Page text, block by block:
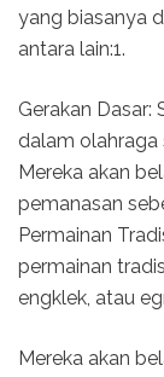
yang biasanya
antara lain:1.
Gerakan Dasar:
dalam olahraga
Mereka akan
pemanasan
Permainan
permainan
engklek, atau
Mereka akan